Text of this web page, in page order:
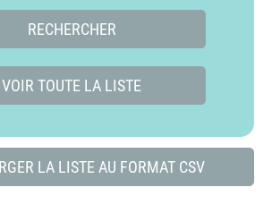
RECHERCHER
VOIR TOUTE LA LISTE
LA LISTE AU FORMAT CSV